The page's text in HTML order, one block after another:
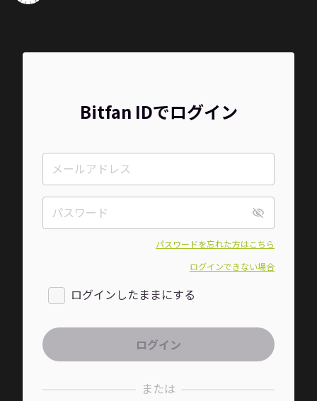
Bitfan IDでログイン
パスワードを忘れた方はこちら
ログインできない場合
ログインしたままにする
または